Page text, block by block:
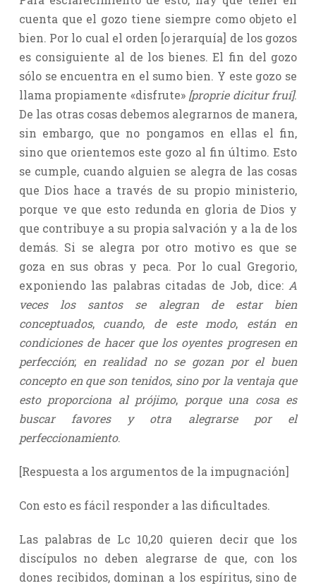
cuenta que el gozo tiene siempre como objeto el
bien. Por lo cual el orden [o jerarquía] de los gozos
es consiguiente al de los bienes. El fin del gozo
sólo se encuentra en el sumo bien. Y este gozo se
llama propiamente «disfrute» [proprie dicitur fruí].
De las otras cosas debemos alegrarnos de manera,
sin embargo, que no pongamos en ellas el fin,
sino que orientemos este gozo al fin último. Esto
se cumple, cuando alguien se alegra de las cosas
que Dios hace a través de su propio ministerio,
porque ve que esto redunda en gloria de Dios y
que contribuye a su propia salvación y a la de los
demás. Si se alegra por otro motivo es que se
goza en sus obras y peca. Por lo cual Gregorio,
exponiendo las palabras citadas de Job, dice: A
veces los santos se alegran de estar bien
conceptuados,cuando, de este modo, están en
condiciones de hacer que los oyentes progresen en
perfección;en realidad no se gozan por el buen
concepto en que son tenidos, sino por la ventaja que
esto proporciona al prójimo, porque una cosa es
buscar favores y otra alegrarse por el
perfeccionamiento.
[Respuesta a los argumentos de la impugnación]
Con esto es fácil responder a las dificultades.
Las palabras de Lc 10,20 quieren decir que los
discípulos no deben alegrarse de que, con los
dones recibidos, dominan a los espíritus, sino de